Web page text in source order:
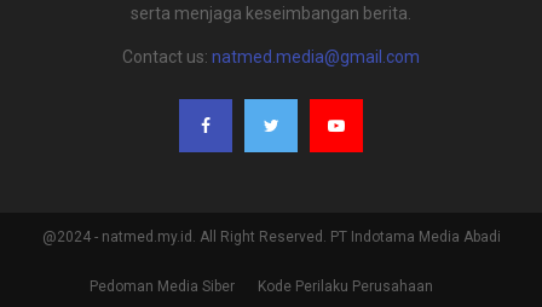
serta menjaga keseimbangan berita.
Contact us: natmed.media@gmail.com
@2024 - natmed.my.id. All Right Reserved. PT Indotama Media Abadi
Pedoman Media Siber Kode Perilaku Perusahaan